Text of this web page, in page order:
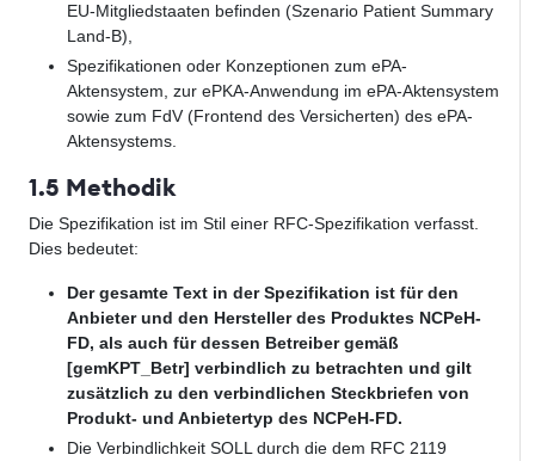
EU-Mitgliedstaaten befinden (Szenario Patient Summary
Land-B),
Spezifikationen oder Konzeptionen zum ePA-
Aktensystem, zur ePKA-Anwendung im ePA-Aktensystem
sowie zum FdV (Frontend des Versicherten) des ePA-
Aktensystems.
1.5 Methodik
Die Spezifikation ist im Stil einer RFC-Spezifikation verfasst.
Dies bedeutet:
Der gesamte Text in der Spezifikation ist für den
Anbieter und den Hersteller des Produktes NCPeH-
FD, als auch für dessen Betreiber gemäß
[gemKPT_Betr] verbindlich zu betrachten und gilt
zusätzlich zu den verbindlichen Steckbriefen von
Produkt- und Anbietertyp des NCPeH-FD.
Die Verbindlichkeit SOLL durch die dem RFC 2119